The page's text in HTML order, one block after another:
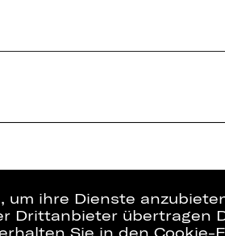
ihre Dienste
Drittanbieter übertragen
Sie in den Cookie-